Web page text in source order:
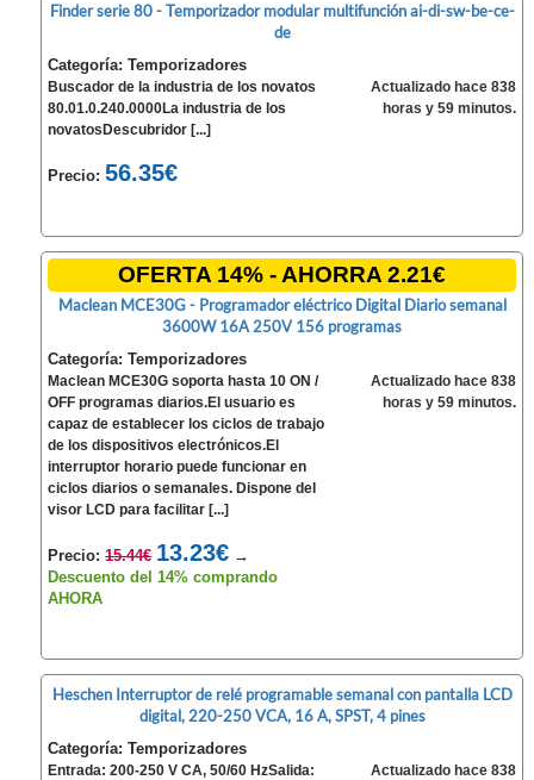
Finder serie 80 - Temporizador modular multifunción ai-di-sw-be-ce-
de
Categoría: Temporizadores
Buscador de la industria de los novatos
80.01.0.240.0000La industria de los
novatosDescubridor [...]
Precio:56.35€
Actualizado hace 838
horas y 59 minutos.
OFERTA 14% - AHORRA 2.21€
Maclean MCE30G - Programador eléctrico Digital Diario semanal
3600W 16A 250V 156 programas
Categoría: Temporizadores
Maclean MCE30G soporta hasta 10 ON /
OFF programas diarios.El usuario es
capaz de establecer los ciclos de trabajo
de los dispositivos electrónicos.El
interruptor horario puede funcionar en
ciclos diarios o semanales. Dispone del
visor LCD para facilitar [...]
Precio:15.44€ 13.23€ →
Descuento del 14% comprando
AHORA
Actualizado hace 838
horas y 59 minutos.
Heschen Interruptor de relé programable semanal con pantalla LCD
digital, 220-250 VCA, 16 A, SPST, 4 pines
Categoría: Temporizadores
Entrada: 200-250 V CA, 50/60 HzSalida:
Actualizado hace 838